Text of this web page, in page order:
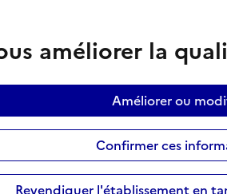
améliorer la
Améliorer ou
Confirmer ces
Revendiquer l'établissement en